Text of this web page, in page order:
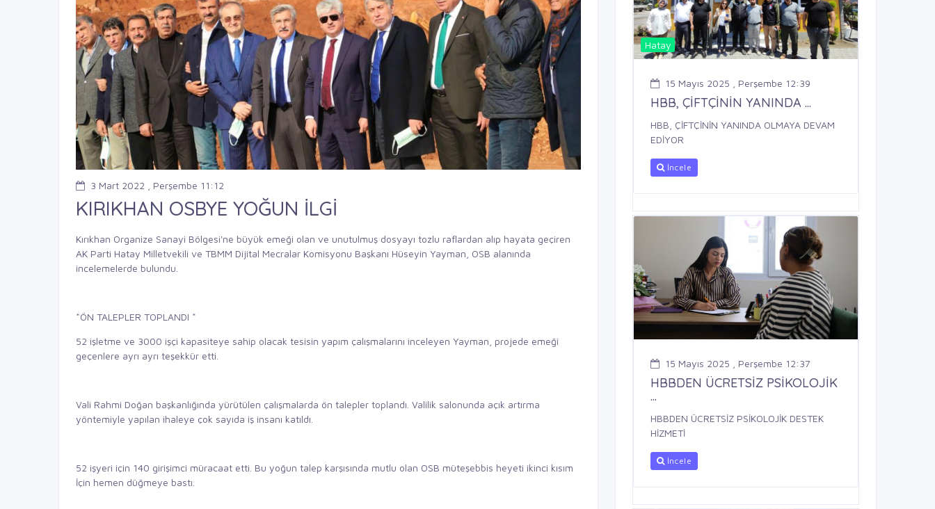
3 Mart 2022 , Perşembe 11:12
KIRIKHAN OSBYE YOĞUN İLGİ
Kırıkhan Organize Sanayi Bölgesi'ne büyük emeği olan ve unutulmuş dosyayı tozlu raflardan alıp hayata geçiren
AK Parti Hatay Milletvekili ve TBMM Dijital Mecralar Komisyonu Başkanı Hüseyin Yayman, OSB alanında
incelemelerde bulundu.
*ÖN TALEPLER TOPLANDI *
52 işletme ve 3000 işçi kapasiteye sahip olacak tesisin yapım çalışmalarını inceleyen Yayman, projede emeği
geçenlere ayrı ayrı teşekkür etti.
Vali Rahmi Doğan başkanlığında yürütülen çalışmalarda ön talepler toplandı. Valilik salonunda açık artırma
yöntemiyle yapılan ihaleye çok sayıda iş insanı katıldı.
52 işyeri için 140 girişimci müracaat etti. Bu yoğun talep karşısında mutlu olan OSB müteşebbis heyeti ikinci kısım
İçin hemen düğmeye bastı.
Hatay
15 Mayıs 2025 , Perşembe 12:39
HBB, ÇİFTÇİNİN YANINDA ...
HBB, ÇİFTÇİNİN YANINDA OLMAYA DEVAM
EDİYOR
İncele
15 Mayıs 2025 , Perşembe 12:37
HBBDEN ÜCRETSİZ PSİKOLOJİK
...
HBBDEN ÜCRETSİZ PSİKOLOJİK DESTEK
HİZMETİ
İncele